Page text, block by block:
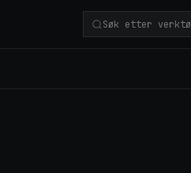
Søk etter